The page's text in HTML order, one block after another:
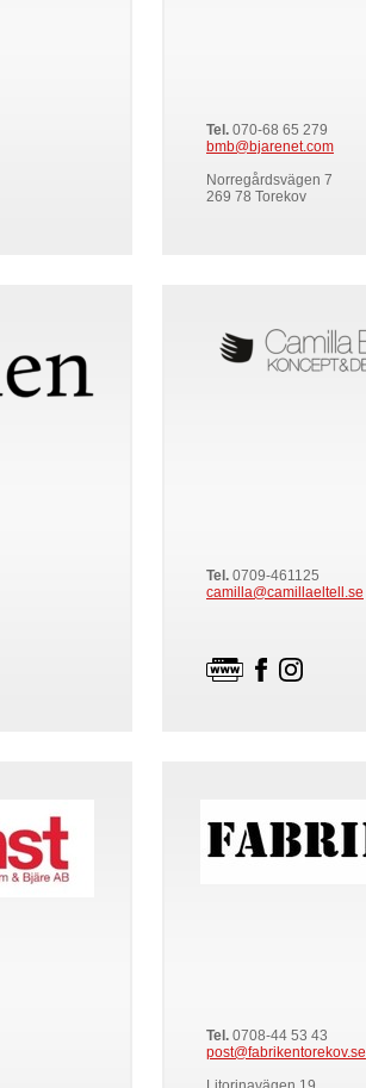
Tel. 070-68 65 279
bmb@bjarenet.com
Norregårdsvägen 7
269 78 Torekov
Tel. 0709-461125
camilla@camillaeltell.se
Tel. 0708-44 53 43
post@fabrikentorekov.se